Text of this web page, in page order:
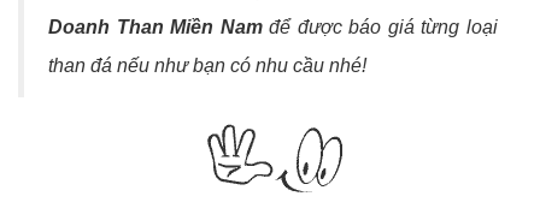
Doanh Than Miền Namđể được báo giá từng loại
than đá nếu như bạn có nhu cầu nhé!